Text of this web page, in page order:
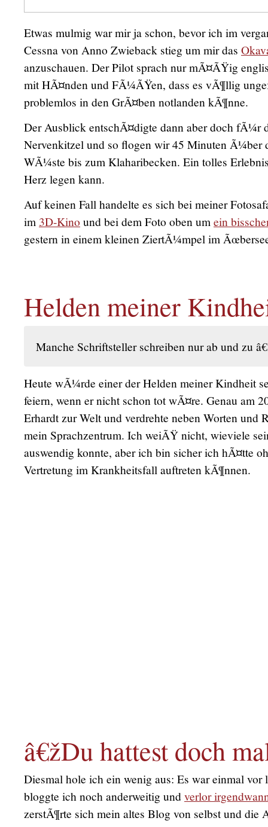
Etwas mulmig war mir ja schon, bevor ich im
Cessna von Anno Zwieback stieg um mir das
anzuschauen. Der Pilot sprach nur mÃ¤ÃŸig
mit HÃ¤nden und FÃ¼ÃŸen, dass es vÃ¶llig
problemlos in den GrÃ¤ben notlanden kÃ¶nne.
Der Ausblick entschÃ¤digte dann aber doch fÃ¼r
Nervenkitzel und so flogen wir 45 Minuten Ã¼ber
WÃ¼ste bis zum Klaharibecken. Ein tolles
Herz legen kann.
Auf keinen Fall handelte es sich bei meiner
im 3D-Kino und bei dem Foto oben um ein
gestern in einem kleinen ZiertÃ¼mpel im
Helden meiner
Manche Schriftsteller schreiben nur ab und zu
Heute wÃ¼rde einer der Helden meiner Kindheit
feiern, wenn er nicht schon tot wÃ¤re. Genau am
Erhardt zur Welt und verdrehte neben Worten und
mein Sprachzentrum. Ich weiÃŸ nicht, wieviele
auswendig konnte, aber ich bin sicher ich hÃ¤tte
Vertretung im Krankheitsfall auftreten kÃ¶nnen.
â€žDu hattest doch
Diesmal hole ich ein wenig aus: Es war einmal vor
bloggte ich noch anderweitig undverlor
zerstÃ¶rte sich mein altes Blog von selbst und die